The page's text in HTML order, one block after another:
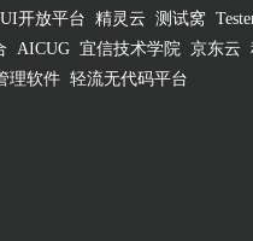
开放平台 精灵云 测试窝
AICUG 宜信技术学院 京东云
理软件 轻流无代码平台